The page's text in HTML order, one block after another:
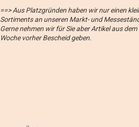
==> Aus Platzgründen haben wir nur einen
Sortiments an unseren Markt- und
Gerne nehmen wir für Sie aber Artikel aus
Woche vorher Bescheid geben.